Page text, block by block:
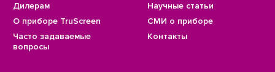
Дилерам
О приборе TruScreen
Часто задаваемые
вопросы
Научные статьи
СМИ о приборе
Контакты